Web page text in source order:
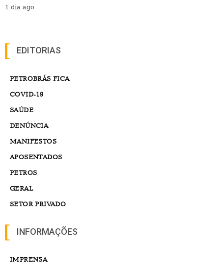
1 dia ago
EDITORIAS
PETROBRÁS FICA
COVID-19
SAÚDE
DENÚNCIA
MANIFESTOS
APOSENTADOS
PETROS
GERAL
SETOR PRIVADO
INFORMAÇÕES
IMPRENSA